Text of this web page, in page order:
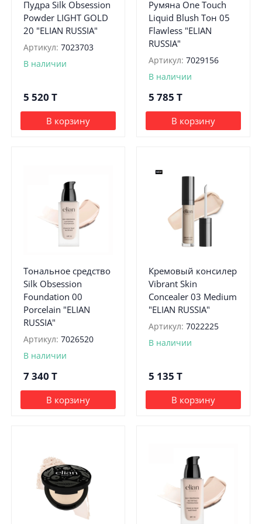
Пудра Silk Obsession
Powder LIGHT GOLD
20 "ELIAN RUSSIA"
Артикул: 7023703
В наличии
5 520 T
В корзину
Румяна One Touch
Liquid Blush Тон 05
Flawless "ELIAN
RUSSIA"
Артикул: 7029156
В наличии
5 785 T
В корзину
Тональное средство
Silk Obsession
Foundation 00
Porcelain "ELIAN
RUSSIA"
Артикул: 7026520
В наличии
7 340 T
В корзину
Кремовый консилер
Vibrant Skin
Concealer 03 Medium
"ELIAN RUSSIA"
Артикул: 7022225
В наличии
5 135 T
В корзину